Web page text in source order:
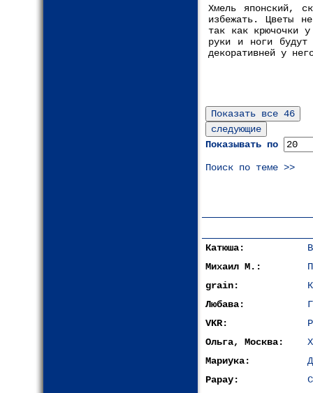
Хмель японский,
избежать. Цветы
так как крючочки
руки и ноги будут
декоративней у
Показывать по
Поиск по теме >>
Катюша:
Михаил М.:
grain:
Любава:
VKR:
Ольга, Москва:
Мариука:
Papay: